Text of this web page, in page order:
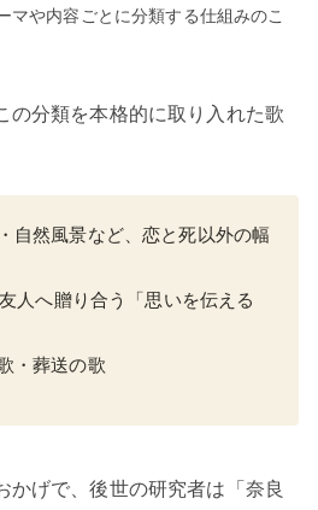
マや内容ごとに分類する仕組みのこ
の分類を本格的に取り入れた歌
自然風景など、恋と死以外の幅
人へ贈り合う「思いを伝える
・葬送の歌
かげで、後世の研究者は「奈良